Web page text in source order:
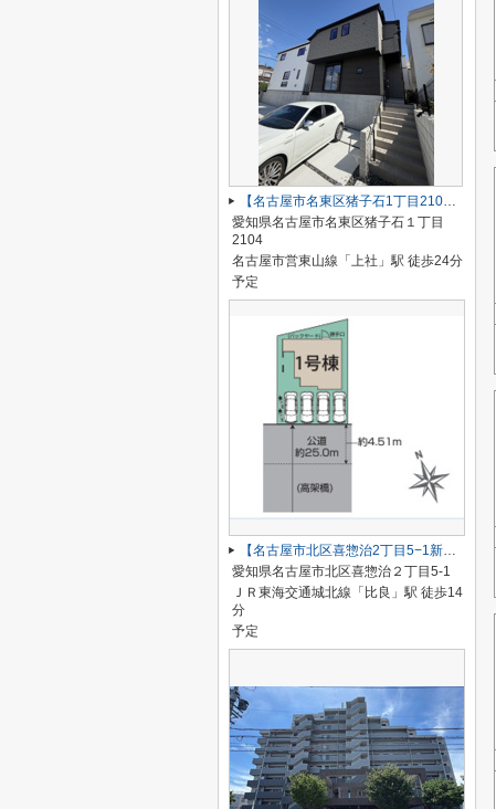
【名古屋市名東区猪子石1丁目2104新築戸建2号棟】✨️仲介手数料無料✨️猪子石小学校・猪高中学校
愛知県名古屋市名東区猪子石１丁目
2104
名古屋市営東山線「上社」駅 徒歩24分
予定
【名古屋市北区喜惣治2丁目5−1新築戸建】仲介手数料無料！楠西小学校・楠中学校
愛知県名古屋市北区喜惣治２丁目5-1
ＪＲ東海交通城北線「比良」駅 徒歩14
分
予定